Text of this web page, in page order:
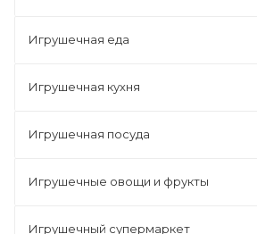
Игрушечная еда
Игрушечная кухня
Игрушечная посуда
Игрушечные овощи и фрукты
Игрушечный супермаркет